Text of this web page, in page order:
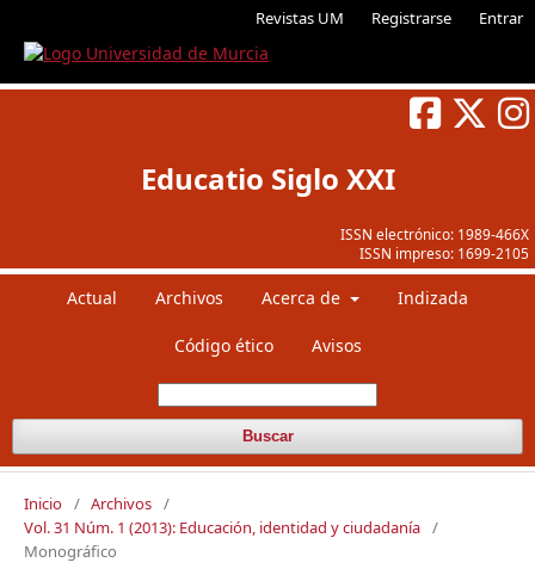
Revistas UM Registrarse Entrar
ISSN electrónico: 1989-466X
ISSN impreso: 1699-2105
Educatio Siglo XXI
Actual Archivos Acerca de Indizada
Código ético Avisos
Buscar
Inicio / Archivos /
Vol. 31 Núm. 1 (2013): Educación, identidad y ciudadanía /
Monográfico